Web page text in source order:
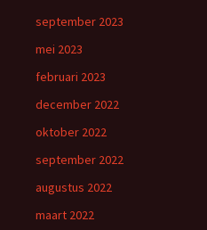
september 2023
mei 2023
februari 2023
december 2022
oktober 2022
september 2022
augustus 2022
maart 2022